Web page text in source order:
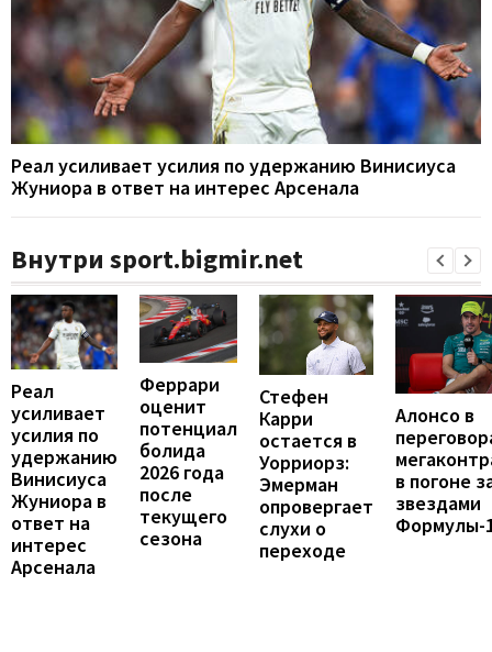
Реал усиливает усилия по удержанию Винисиуса
Жуниора в ответ на интерес Арсенала
Внутри sport.bigmir.net
Реал
усиливает
усилия по
удержанию
Винисиуса
Жуниора в
ответ на
интерес
Арсенала
Феррари
оценит
потенциал
болида
2026 года
после
текущего
сезона
Стефен
Карри
остается в
Уорриорз:
Эмерман
опровергает
слухи о
переходе
Алонсо в
в погоне
звездами
Формулы-